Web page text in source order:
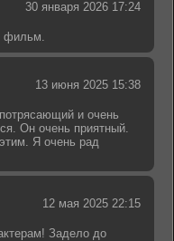
30 января 2026 17:24
фильм.
13 июня 2025 15:38
и очень
Он очень приятный.
Я очень рад
12 мая 2025 22:15
Задело до